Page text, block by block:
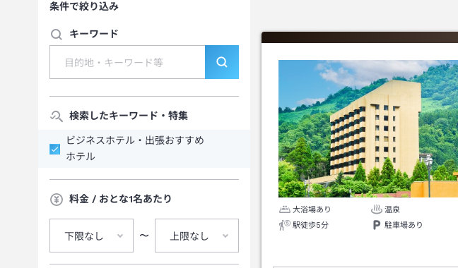
条件で絞り込み
キーワード
検索したキーワード・特集
ビジネスホテル・出張おすすめ
ホテル
料金 / おとな1名あたり
下限なし 〜 上限なし
大浴場あり
温泉
駅徒歩5分
駐車場あり